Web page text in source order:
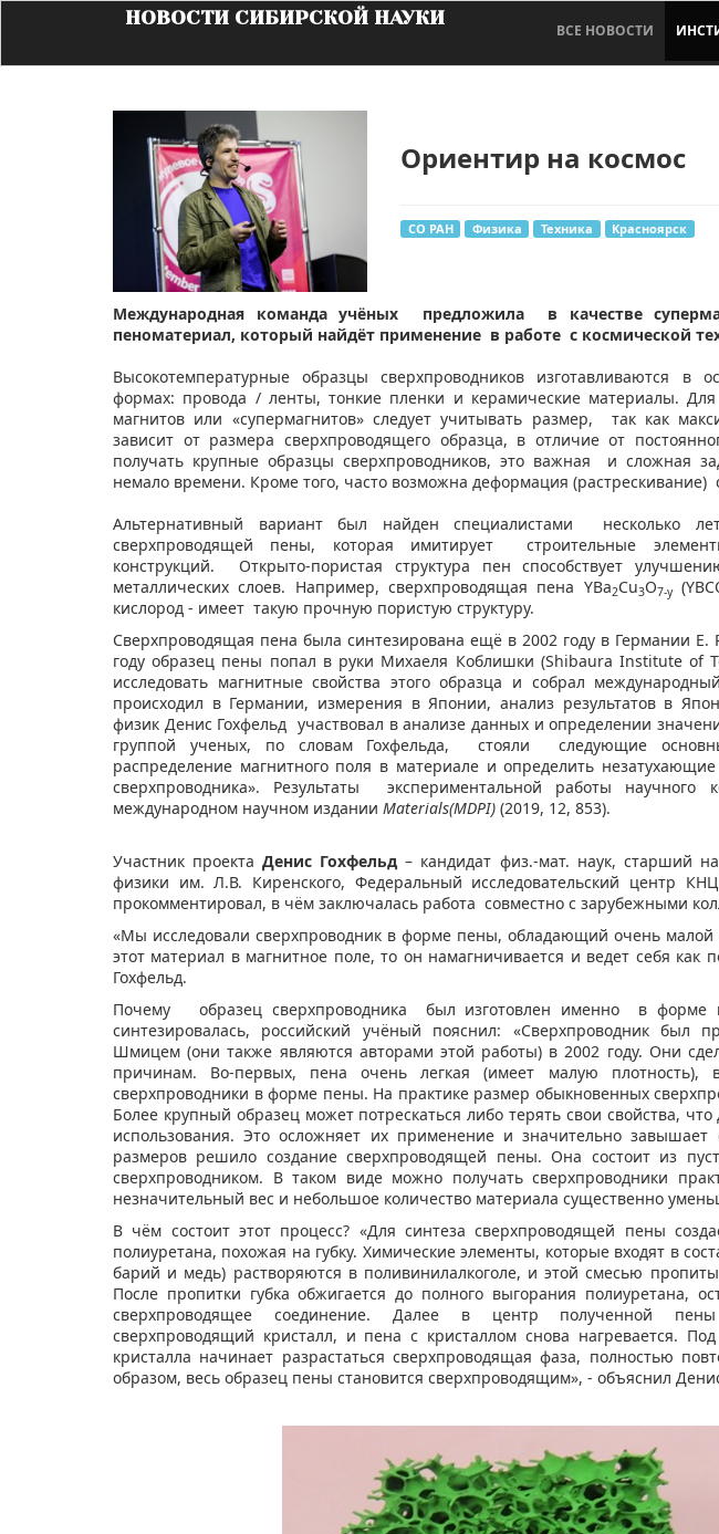
НОВОСТИ СИБИРСКОЙ НАУКИ
ВСЕ НОВОСТИ
Ориентир на космос
СО РАН Физика Техника Красноярск
Международная команда учёных предложила в качестве
пеноматериал, который найдёт применение в работе с космической
Высокотемпературные образцы сверхпроводников изготавливаются в
формах: провода / ленты, тонкие пленки и керамические материалы. Для
магнитов или «супермагнитов» следует учитывать размер, так как
зависит от размера сверхпроводящего образца, в отличие от
получать крупные образцы сверхпроводников, это важная и сложная
немало времени. Кроме того, часто возможна деформация (растрескивание)
Альтернативный вариант был найден специалистами несколько
сверхпроводящей пены, которая имитирует строительные
конструкций. Открыто-пористая структура пен способствует
металлических слоев. Например, сверхпроводящая пена YBa2Cu3O7-y
кислород - имеет такую прочную пористую структуру.
Сверхпроводящая пена была синтезирована ещё в 2002 году в Германии
году образец пены попал в руки Михаеля Коблишки (Shibaura Institute of
исследовать магнитные свойства этого образца и собрал
происходил в Германии, измерения в Японии, анализ результатов в
физик Денис Гохфельд участвовал в анализе данных и определении
группой ученых, по словам Гохфельда, стояли следующие
распределение магнитного поля в материале и определить
сверхпроводника». Результаты экспериментальной работы научного
международном научном издании Materials(MDPI) (2019, 12, 853).
Участник проектаДенис Гохфельд – кандидат физ.-мат. наук, старший
физики им. Л.В. Киренского, Федеральный исследовательский центр
прокомментировал, в чём заключалась работа совместно с зарубежными
«Мы исследовали сверхпроводник в форме пены, обладающий очень малой
этот материал в магнитное поле, то он намагничивается и ведет себя как
Гохфельд.
Почему образец сверхпроводника был изготовлен именно в форме
синтезировалась, российский учёный пояснил: «Сверхпроводник был
Шмицем (они также являются авторами этой работы) в 2002 году. Они
причинам. Во-первых, пена очень легкая (имеет малую плотность),
сверхпроводники в форме пены. На практике размер обыкновенных
Более крупный образец может потрескаться либо терять свои свойства,
использования. Это осложняет их применение и значительно завышает
размеров решило создание сверхпроводящей пены. Она состоит из
сверхпроводником. В таком виде можно получать сверхпроводники
незначительный вес и небольшое количество материала существенно
В чём состоит этот процесс? «Для синтеза сверхпроводящей пены
полиуретана, похожая на губку. Химические элементы, которые входят в
барий и медь) растворяются в поливинилалкоголе, и этой смесью
После пропитки губка обжигается до полного выгорания полиуретана,
сверхпроводящее соединение. Далее в центр полученной
сверхпроводящий кристалл, и пена с кристаллом снова нагревается.
кристалла начинает разрастаться сверхпроводящая фаза, полностью
образом, весь образец пены становится сверхпроводящим», - объяснил